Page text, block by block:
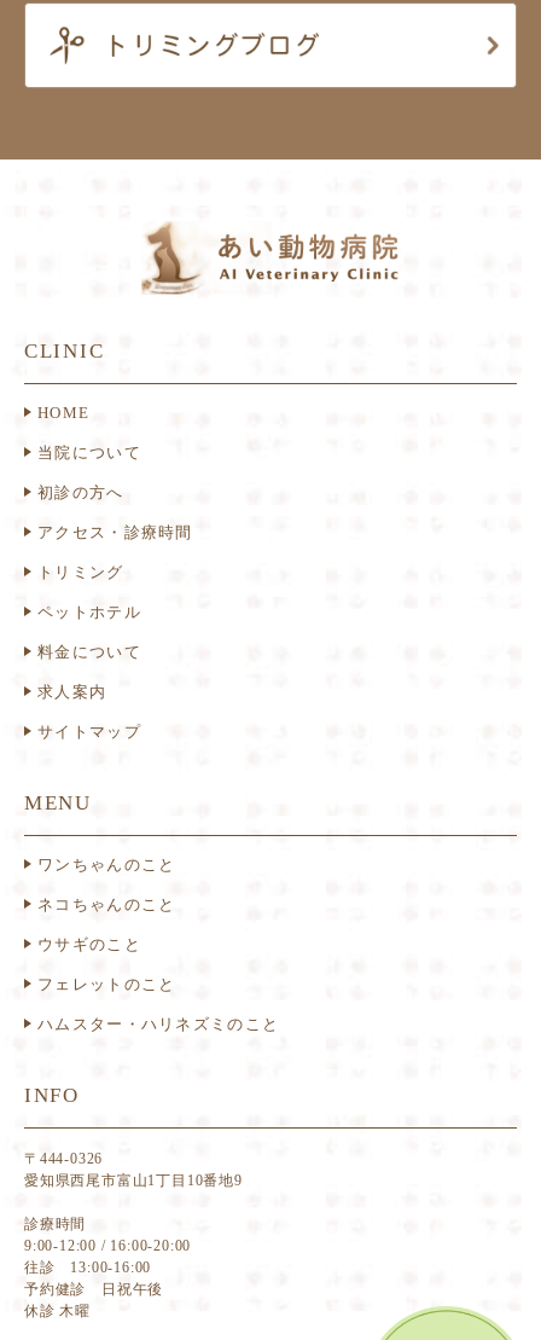
CLINIC
HOME
当院について
初診の方へ
アクセス・診療時間
トリミング
ペットホテル
料金について
求人案内
サイトマップ
MENU
ワンちゃんのこと
ネコちゃんのこと
ウサギのこと
フェレットのこと
ハムスター・ハリネズミのこと
INFO
〒444-0326
愛知県西尾市富山1丁目10番地9
診療時間
9:00-12:00 / 16:00-20:00
往診 13:00-16:00
予約健診 日祝午後
休診 木曜